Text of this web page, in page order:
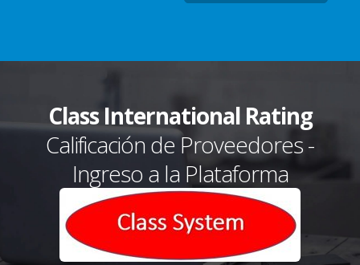
Class International Rating
Calificación de Proveedores -
Ingreso a la Plataforma